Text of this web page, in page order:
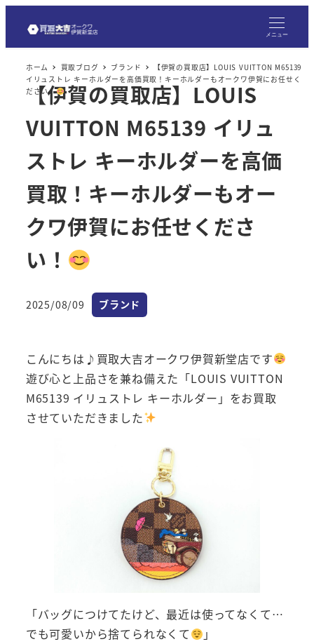
メニュー
ホーム 買取ブログ ブランド
【伊賀の買取店】LOUIS VUITTON M65139
イリュストレ キーホルダーを高価買取！キーホルダーもオークワ伊賀にお任せく
ださい！
【伊賀の買取店】LOUIS
VUITTON M65139 イリュ
ストレ キーホルダーを高価
買取！キーホルダーもオー
クワ伊賀にお任せくださ
い！
投稿日
2025/08/09 カテゴリー
ブランド
こんにちは♪買取大吉オークワ伊賀新堂店です
遊び心と上品さを兼ね備えた「LOUIS VUITTON
M65139 イリュストレ キーホルダー」をお買取
させていただきました
「バッグにつけてたけど、最近は使ってなくて…
でも可愛いから捨てられなくて
」